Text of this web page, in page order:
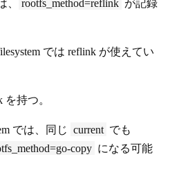
、 rootfs_method=reflink が記録
では reflink が使えてい
を持つ。
では、同じ current でも
copy になる可能